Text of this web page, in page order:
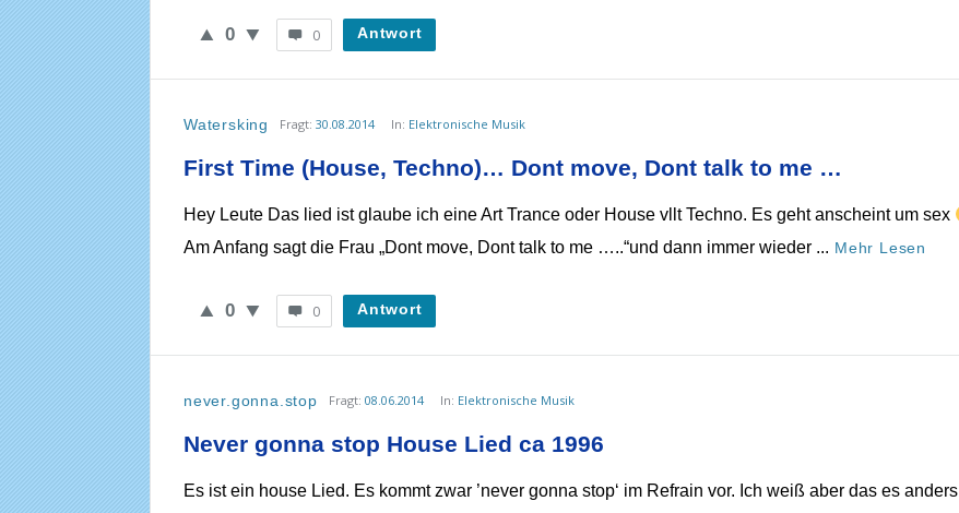
0 0 Antwort
Watersking Fragt: 30.08.2014 In: Elektronische Musik
First Time (House, Techno)… Dont move, Dont talk to me …
Hey Leute Das lied ist glaube ich eine Art Trance oder House vllt Techno. Es geht anscheint um sex
Am Anfang sagt die Frau „Dont move, Dont talk to me …..“und dann immer wieder ... Mehr Lesen
0 0 Antwort
never.gonna.stop Fragt: 08.06.2014 In: Elektronische Musik
Never gonna stop House Lied ca 1996
Es ist ein house Lied. Es kommt zwar ’never gonna stop‘ im Refrain vor. Ich weiß aber das es anders